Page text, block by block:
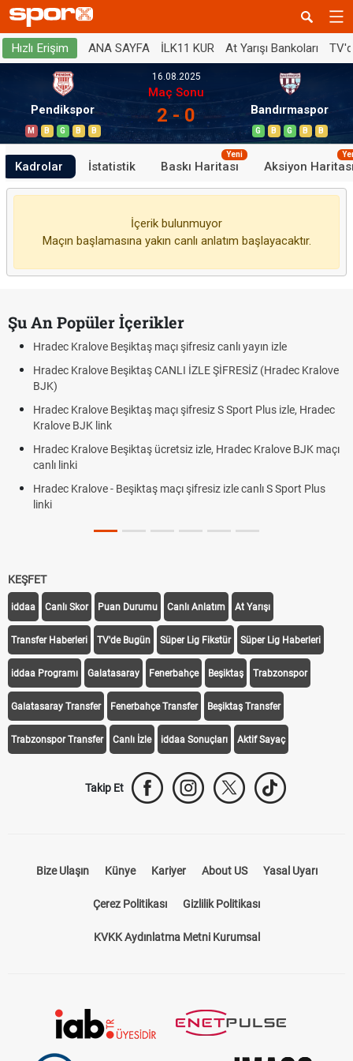
Hızlı Erişim ANA SAYFA İLK11 KUR At Yarışı Bankoları
Pendikspor
M B G B B
16.08.2025
Maç Sonu
2 - 0 Bandırmaspor
G B G B B
Kadrolar İstatistik Baskı Haritası
Yeni
Aksiyon
İçerik bulunmuyor
Maçın başlamasına yakın canlı anlatım başlayacaktır.
Şu An Popüler İçerikler
Hradec Kralove Beşiktaş maçı şifresiz canlı yayın izle
Hradec Kralove Beşiktaş CANLI İZLE ŞİFRESİZ (Hradec Kralove
BJK)
Hradec Kralove Beşiktaş maçı şifresiz S Sport Plus izle, Hradec
Kralove BJK link
Hradec Kralove Beşiktaş ücretsiz izle, Hradec Kralove BJK maçı
canlı linki
Hradec Kralove - Beşiktaş maçı şifresiz izle canlı S Sport Plus
linki
KEŞFET
iddaa Canlı Skor Puan Durumu Canlı Anlatım At Yarışı
Transfer Haberleri TV'de Bugün Süper Lig Fikstür Süper Lig Haberleri
iddaa Programı Galatasaray Fenerbahçe Beşiktaş Trabzonspor
Galatasaray Transfer Fenerbahçe Transfer Beşiktaş Transfer
Trabzonspor Transfer Canlı İzle iddaa Sonuçları Aktif Sayaç
Takip Et
Bize Ulaşın Künye Kariyer About US Yasal Uyarı
Çerez Politikası Gizlilik Politikası
KVKK Aydınlatma Metni Kurumsal